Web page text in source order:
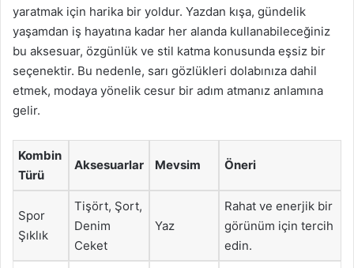
yaratmak için harika bir yoldur. Yazdan kışa, gündelik
yaşamdan iş hayatına kadar her alanda kullanabileceğiniz
bu aksesuar, özgünlük ve stil katma konusunda eşsiz bir
seçenektir. Bu nedenle, sarı gözlükleri dolabınıza dahil
etmek, modaya yönelik cesur bir adım atmanız anlamına
gelir.
Kombin
Türü
Aksesuarlar Mevsim Öneri
Spor
Şıklık
Tişört, Şort,
Denim
Ceket
Yaz
Rahat ve enerjik bir
görünüm için tercih
edin.